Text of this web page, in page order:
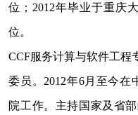
位； 2012年毕业于重庆
位。
CCF服务计算与软件工程
委员。 2012年6月至今在
院工作。主持国家及省部